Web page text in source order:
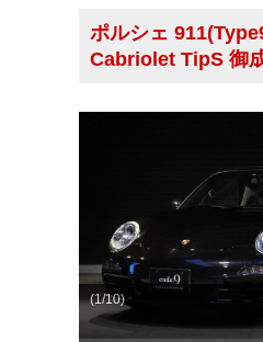
ポルシェ
Cabriolet TipS 御
(1/10)